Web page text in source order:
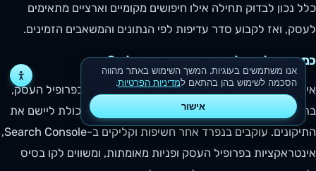
כלל נכון לבדוק תחילה אילו חיפושים מקומיים וארציים מתאימים
לעסק, ואז לקבוע סדר עדיפות לפי הנתונים והמשאבים הזמינים.
כמה זמן לוקח לראות תוצאות בירושלים?
אין לוח זמנים אחיד. קצב השינוי תלוי במצב האתר ובפרופיל העסק,
בתחרות, בהיקף הבעיות הטכניות, באיכות התוכן וביכולת ליישם את
התיקונים. עוקבים בנפרד אחר חשיפות וקליקים ב-Search Console,
אינטראקציות בפרופיל העסק ופניות מאומתות, ומשווים לקו בסיס
אנו משתמשים בעוגיות. המשך השימוש באתר מהווה
הסכמה לשימוש בהן בהתאם למדיניות הפרטיות.
אישור